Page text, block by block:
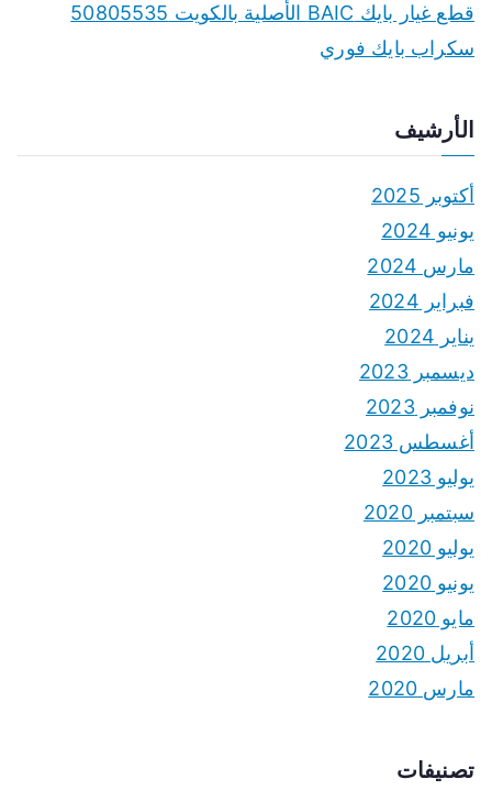
قطع غيار بايك BAIC الأصلية بالكويت 50805535
سكراب بايك فوري
الأرشيف
أكتوبر 2025
يونيو 2024
مارس 2024
فبراير 2024
يناير 2024
ديسمبر 2023
نوفمبر 2023
أغسطس 2023
يوليو 2023
سبتمبر 2020
يوليو 2020
يونيو 2020
مايو 2020
أبريل 2020
مارس 2020
تصنيفات